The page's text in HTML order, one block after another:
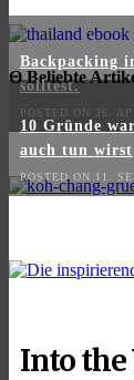
Θ Beliebte
Backpacking
solltest.
POSTED ON 26.
10 Gründe
auch tun wirst
POSTED ON 11.
Into the